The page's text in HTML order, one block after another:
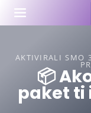
AKTIVIRALI SMO
📦
paket ti